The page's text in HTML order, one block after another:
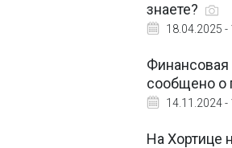
знаете?
18.04.2025 -
Финансовая
сообщено о
14.11.2024 -
На Хортице